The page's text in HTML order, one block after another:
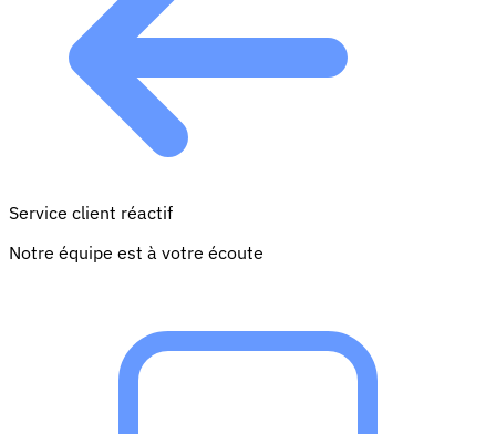
Service client réactif
Notre équipe est à votre écoute